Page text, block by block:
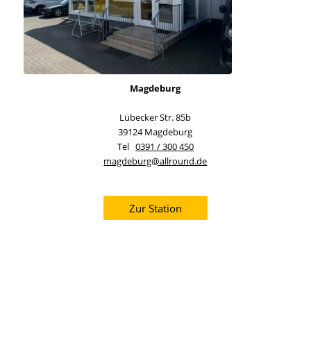
Magdeburg
Lübecker Str. 85b
39124 Magdeburg
Tel 0391 / 300 450
magdeburg@allround.de
Zur Station